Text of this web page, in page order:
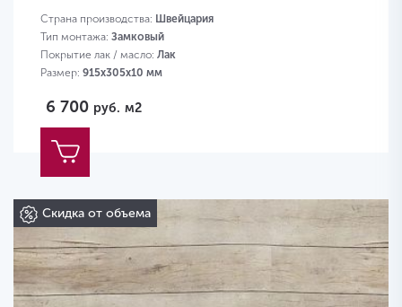
Страна производства: Швейцария
Тип монтажа: Замковый
Покрытие лак / масло: Лак
Размер: 915х305х10 мм
6 700 руб. м2
Скидка от объема